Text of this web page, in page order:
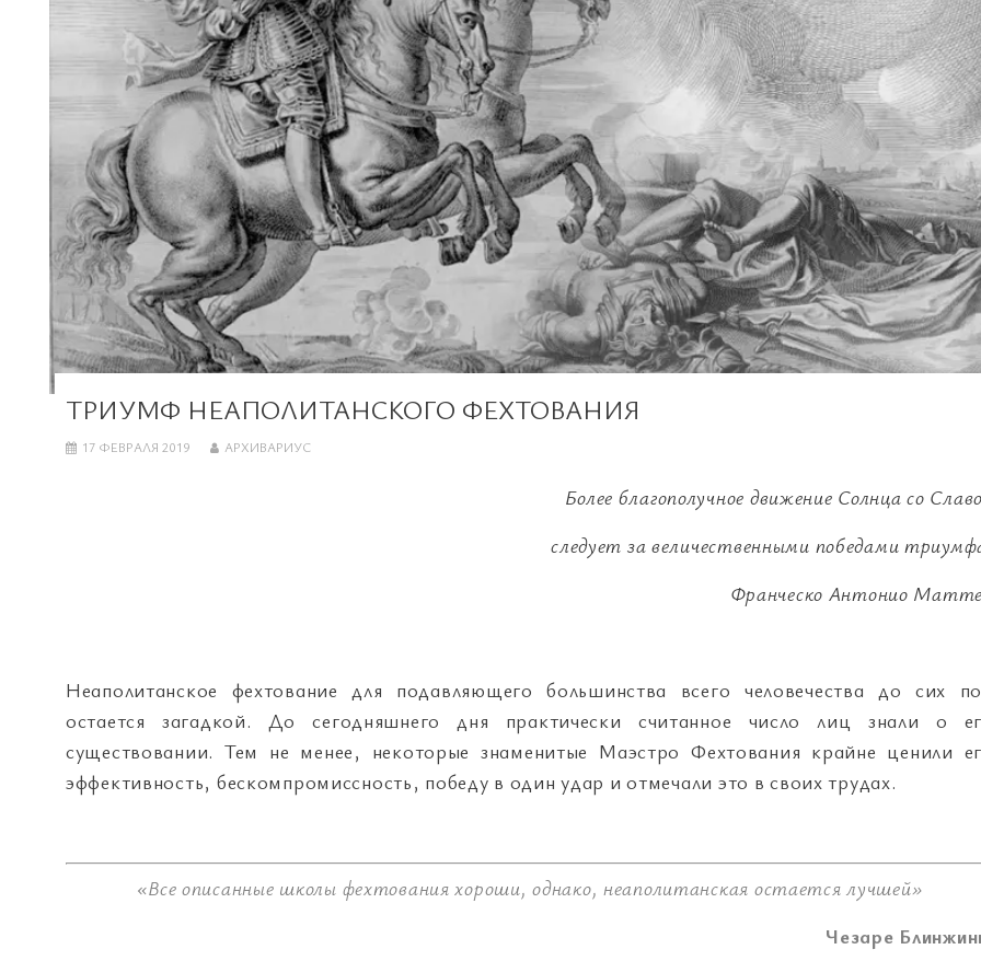
ТРИУМФ НЕАПОЛИТАНСКОГО ФЕХТОВАНИЯ
17 ФЕВРАЛЯ 2019 АРХИВАРИУС
Более благополучное движение Солнца со
следует за величественными победами
Франческо Антонио
Неаполитанское фехтование для подавляющего большинства всего человечества до сих
остается загадкой. До сегодняшнего дня практически считанное число лиц знали о
существовании. Тем не менее, некоторые знаменитые Маэстро Фехтования крайне ценили
эффективность, бескомпромиссность, победу в один удар и отмечали это в своих трудах.
«Все описанные школы фехтования хороши, однако, неаполитанская остается лучшей»
Чезаре